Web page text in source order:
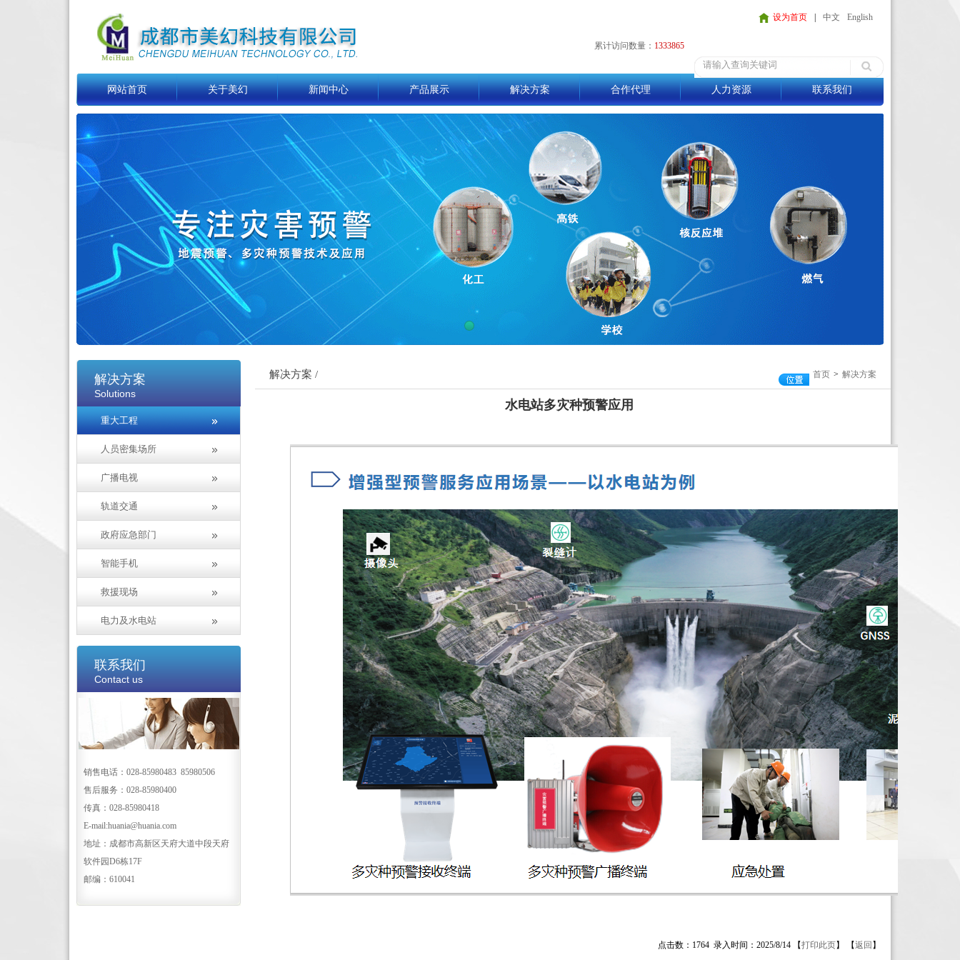
设为首页 中文 English
累计访问数量： 1333865
网站首页 关于美幻 新闻中心 产品展示 解决方案 合作代理 人力资源 联系我们
解决方案
Solutions
重大工程
人员密集场所
广播电视
轨道交通
政府应急部门
智能手机
救援现场
电力及水电站
联系我们
Contact us
销售电话：028-85980483 85980506
售后服务：028-85980400
传真：028-85980418
E-mail:huania@huania.com
地址：成都市高新区天府大道中段天府
软件园D6栋17F
邮编：610041
解决方案 / 首页 > 解决方案
水电站多灾种预警应用
点击数：1764 录入时间：2025/8/14 【打印此页】 【返回 】